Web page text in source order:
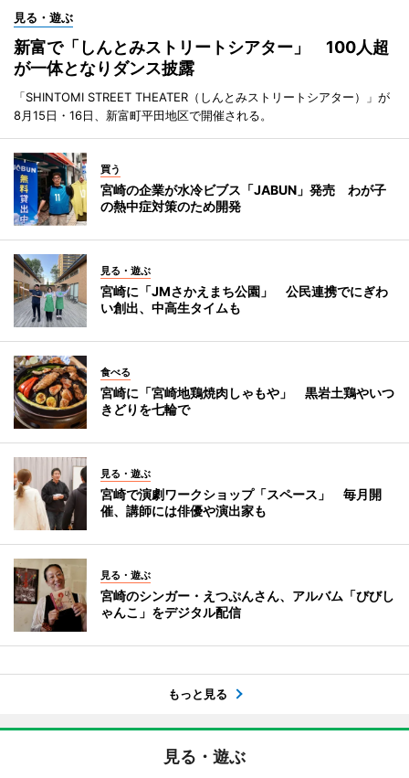
見る・遊ぶ
新富で「しんとみストリートシアター」 100人超
が一体となりダンス披露
「SHINTOMI STREET THEATER（しんとみストリートシアター）」が
8月15日・16日、新富町平田地区で開催される。
買う
宮崎の企業が水冷ビブス「JABUN」発売 わが子
の熱中症対策のため開発
見る・遊ぶ
宮崎に「JMさかえまち公園」 公民連携でにぎわ
い創出、中高生タイムも
食べる
宮崎に「宮崎地鶏焼肉しゃもや」 黒岩土鶏やいつ
きどりを七輪で
見る・遊ぶ
宮崎で演劇ワークショップ「スペース」 毎月開
催、講師には俳優や演出家も
見る・遊ぶ
宮崎のシンガー・えつぷんさん、アルバム「びびし
ゃんこ」をデジタル配信
もっと見る
見る・遊ぶ